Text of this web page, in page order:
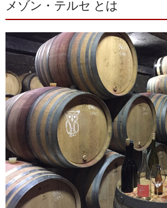
メゾン・テルセ とは